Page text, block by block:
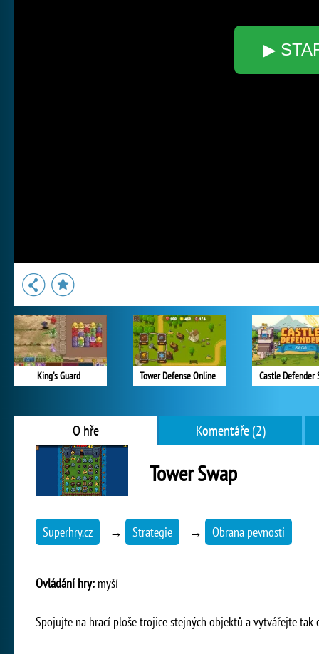
▶
King's Guard Tower Defense Online Castle Defender
O hře Komentáře (2)
Tower Swap
Superhry.cz → Strategie → Obrana pevnosti
Ovládání hry: myší
Spojujte na hrací ploše trojice stejných objektů a vytvářejte